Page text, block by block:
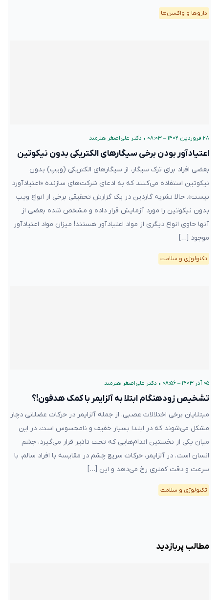
دارو‌ها و واکسن‌ها
۲۸ فروردین ۱۴۰۲ – ۰۸:۰۳ • دکتر علی‌اصغر هنرمند
اعتیادآور بودن برخی سیگارهای الکتریکی بدون نیکوتین
بعضی افراد برای ترک سیگار، از سیگارهای الکتریکی (ویپ) بدون
نیکوتین استفاده می‌کنند که به ادعای شرکت‌های سازنده «اعتیادآورد
نیست». حالا نشریه گاردین در یک گزارش تحقیقی برخی از انواع ویپ
بدون نیکوتین را مورد آزمایش قرار داده و مشخص شده بعضی از
آنها حاوی انواع دیگری از مواد اعتیادآور هستند! میزان مواد اعتیادآور
موجود […]
تکنولوژی و سلامت
۰۵ آذر ۱۴۰۳ – ۰۸:۵۶ • دکتر علی‌اصغر هنرمند
تشخیص زودهنگام ابتلا به آلزایمر با کمک هدفون!؟
مبتلایان برخی اختلالات عصبی، از جمله آلزایمر در حرکات عضلانی دچار
مشکل می‌شوند که در ابتدا بسیار خفیف و نامحسوس است. در این
میان یکی از نخستین‌ اندام‌هایی که تحت تاثیر قرار می‌گیرد، چشم
انسان است. در آلزایمر، حرکات سریع چشم در مقایسه با افراد سالم، با
سرعت و دقت کمتری رخ می‌دهد و این […]
تکنولوژی و سلامت
مطالب پربازدید